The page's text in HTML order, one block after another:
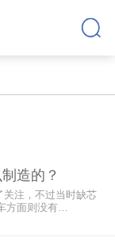
造的？
关注，不过当时缺芯
方面则没有…